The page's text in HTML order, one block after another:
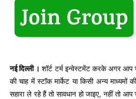
नई दिल्ली । शॉर्ट टर्म इन्वेस्टमेंट करके अगर आप
की चाह में स्टॉक मार्केट या किसी अन्य माध्यमों
सहारा ले रहे हैं तो सावधान हो जाइए, नहीं तो